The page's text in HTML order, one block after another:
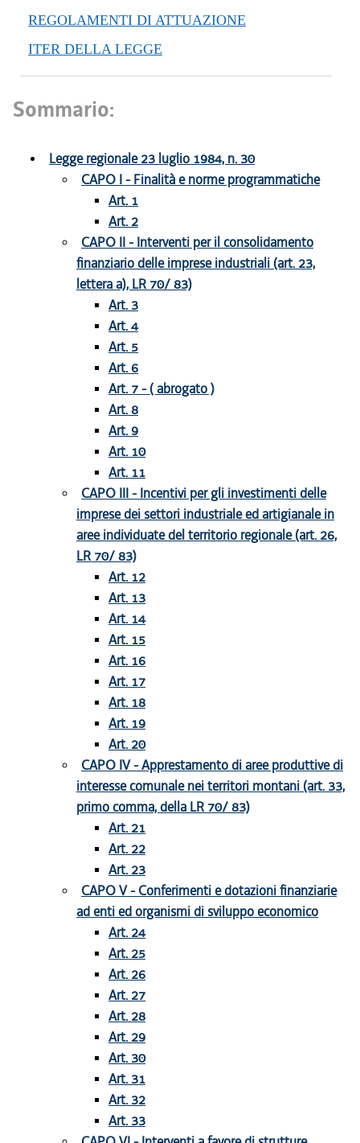
REGOLAMENTI DI ATTUAZIONE
ITER DELLA LEGGE
Sommario:
Legge regionale 23 luglio 1984, n. 30
CAPO I - Finalità e norme programmatiche
Art. 1
Art. 2
CAPO II - Interventi per il consolidamento
finanziario delle imprese industriali (art. 23,
lettera a), LR 70/ 83)
Art. 3
Art. 4
Art. 5
Art. 6
Art. 7 - ( abrogato )
Art. 8
Art. 9
Art. 10
Art. 11
CAPO III - Incentivi per gli investimenti delle
imprese dei settori industriale ed artigianale in
aree individuate del territorio regionale (art. 26,
LR 70/ 83)
Art. 12
Art. 13
Art. 14
Art. 15
Art. 16
Art. 17
Art. 18
Art. 19
Art. 20
CAPO IV - Apprestamento di aree produttive di
interesse comunale nei territori montani (art. 33,
primo comma, della LR 70/ 83)
Art. 21
Art. 22
Art. 23
CAPO V - Conferimenti e dotazioni finanziarie
ad enti ed organismi di sviluppo economico
Art. 24
Art. 25
Art. 26
Art. 27
Art. 28
Art. 29
Art. 30
Art. 31
Art. 32
Art. 33